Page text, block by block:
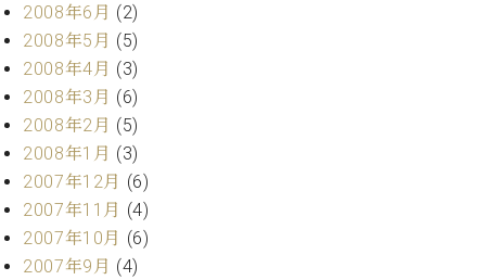
2008年6月 (2)
2008年5月 (5)
2008年4月 (3)
2008年3月 (6)
2008年2月 (5)
2008年1月 (3)
2007年12月 (6)
2007年11月 (4)
2007年10月 (6)
2007年9月 (4)